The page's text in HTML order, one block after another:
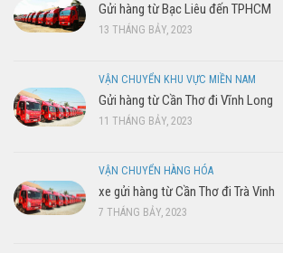
Gửi hàng từ Bạc Liêu đến TPHCM
13 THÁNG BẢY, 2023
VẬN CHUYỂN KHU VỰC MIỀN NAM
Gửi hàng từ Cần Thơ đi Vĩnh Long
11 THÁNG BẢY, 2023
VẬN CHUYỂN HÀNG HÓA
xe gửi hàng từ Cần Thơ đi Trà Vinh
7 THÁNG BẢY, 2023